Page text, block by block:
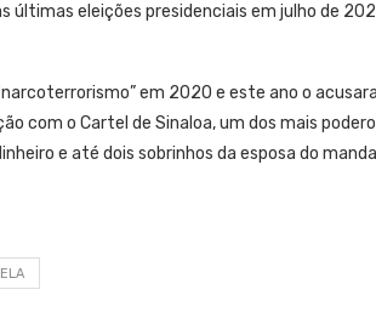
últimas eleições presidenciais em julho de
em 2020 e este ano o
com o Cartel de Sinaloa, um dos mais
e até dois sobrinhos da esposa do